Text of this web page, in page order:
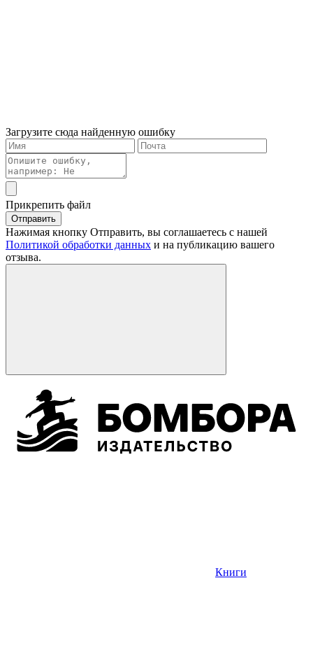
Загрузите сюда найденную ошибку
Прикрепить файл
Отправить
Нажимая кнопку Отправить, вы соглашаетесь с нашей
Политикой обработки данных и на публикацию вашего
отзыва.
Книги